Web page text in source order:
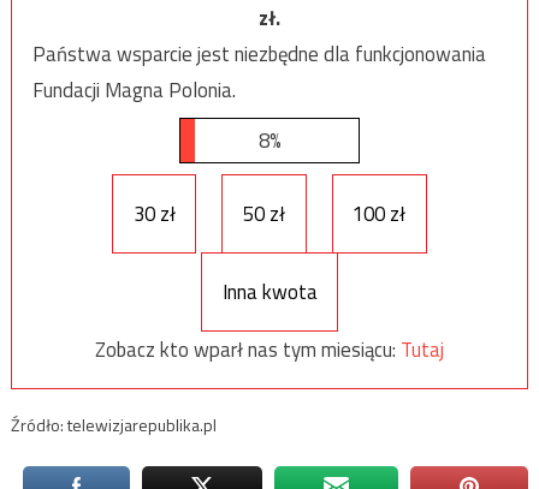
zł.
Państwa wsparcie jest niezbędne dla funkcjonowania
Fundacji Magna Polonia.
8%
30 zł 50 zł 100 zł
Inna kwota
Zobacz kto wparł nas tym miesiącu: Tutaj
Źródło: telewizjarepublika.pl